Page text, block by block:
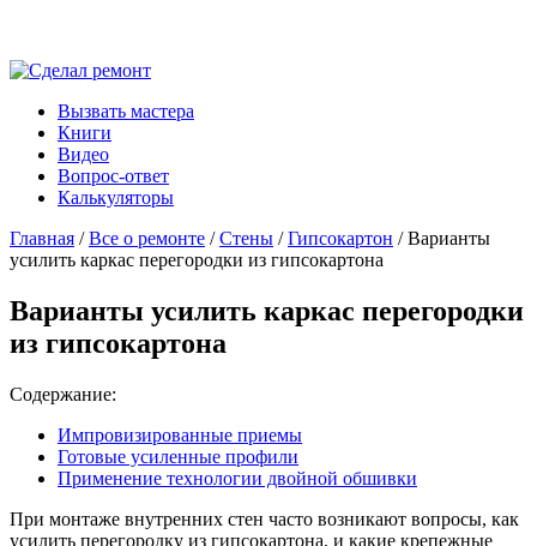
Вызвать мастера
Книги
Видео
Вопрос-ответ
Калькуляторы
Главная /Все о ремонте /Стены /Гипсокартон / Варианты
усилить каркас перегородки из гипсокартона
Варианты усилить каркас перегородки
из гипсокартона
Содержание:
Импровизированные приемы
Готовые усиленные профили
Применение технологии двойной обшивки
При монтаже внутренних стен часто возникают вопросы, как
усилить перегородку из гипсокартона, и какие крепежные